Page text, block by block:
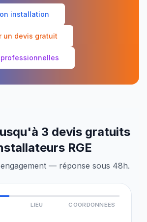
installation
un devis gratuit
3 devis gratuits
RGE
— réponse sous 48h.
LIEU COORDONNÉES